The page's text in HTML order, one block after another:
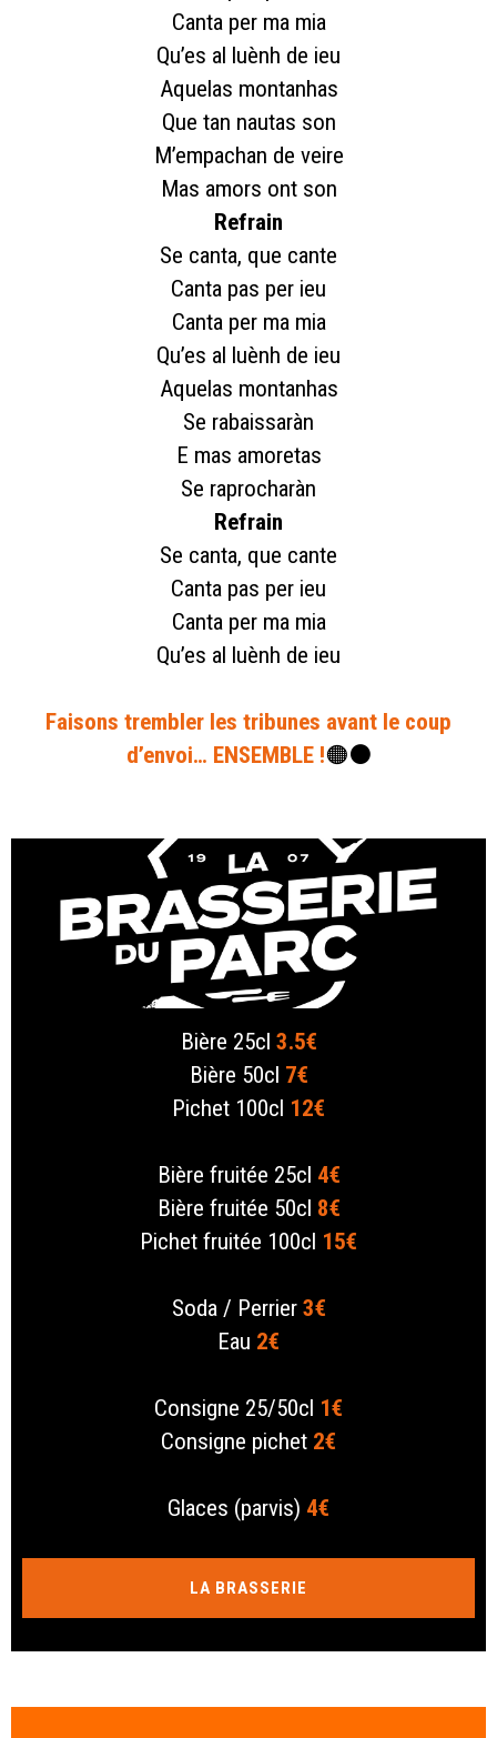
Canta per ma mia
Qu’es al luènh de ieu
Aquelas montanhas
Que tan nautas son
M’empachan de veire
Mas amors ont son
Refrain
Se canta, que cante
Canta pas per ieu
Canta per ma mia
Qu’es al luènh de ieu
Aquelas montanhas
Se rabaissaràn
E mas amoretas
Se raprocharàn
Refrain
Se canta, que cante
Canta pas per ieu
Canta per ma mia
Qu’es al luènh de ieu
Faisons trembler les tribunes avant le coup
d’envoi… ENSEMBLE !🟠⚫
Bière 25cl 3.5€
Bière 50cl 7€
Pichet 100cl 12€
Bière fruitée 25cl 4€
Bière fruitée 50cl 8€
Pichet fruitée 100cl 15€
Soda / Perrier 3€
Eau 2€
Consigne 25/50cl 1€
Consigne pichet 2€
Glaces (parvis) 4€
LA BRASSERIE